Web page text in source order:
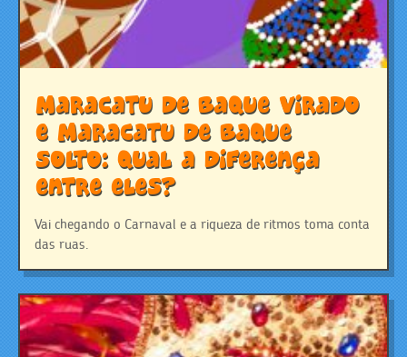
Maracatu de Baque Virado
e Maracatu de Baque
Solto: qual a diferença
entre eles?
Vai chegando o Carnaval e a riqueza de ritmos toma conta
das ruas.